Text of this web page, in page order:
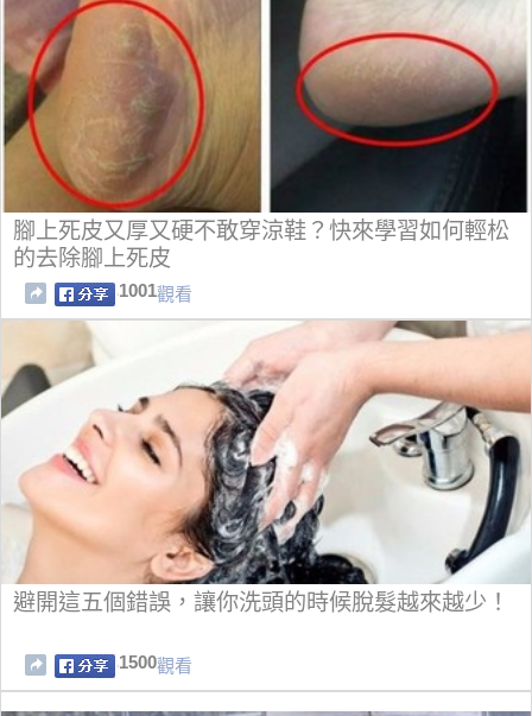
腳上死皮又厚又硬不敢穿涼鞋？快來學習如何輕松
的去除腳上死皮
1001觀看
避開這五個錯誤，讓你洗頭的時候脫髮越來越少！
1500觀看